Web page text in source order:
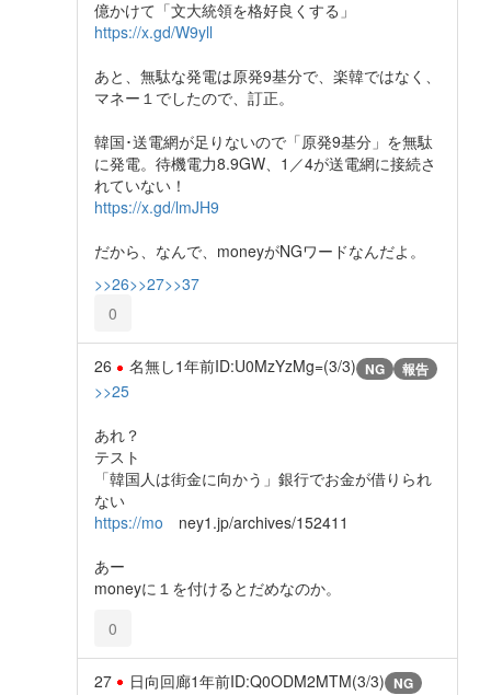
億かけて「文大統領を格好良くする」
https://x.gd/W9yll
あと、無駄な発電は原発9基分で、楽韓ではなく、
マネー１でしたので、訂正。
韓国･送電網が足りないので「原発9基分」を無駄
に発電。待機電力8.9GW、1／4が送電網に接続さ
れていない！
https://x.gd/lmJH9
だから、なんで、moneyがNGワードなんだよ。
>>26>>27>>37
0
26 名無し1年前ID:U0MzYzMg=(3/3) NG 報告
>>25
あれ？
テスト
「韓国人は街金に向かう」銀行でお金が借りられ
ない
https://mo ney1.jp/archives/152411
あー
moneyに１を付けるとだめなのか。
0
27 日向回廊1年前ID:Q0ODM2MTM(3/3) NG